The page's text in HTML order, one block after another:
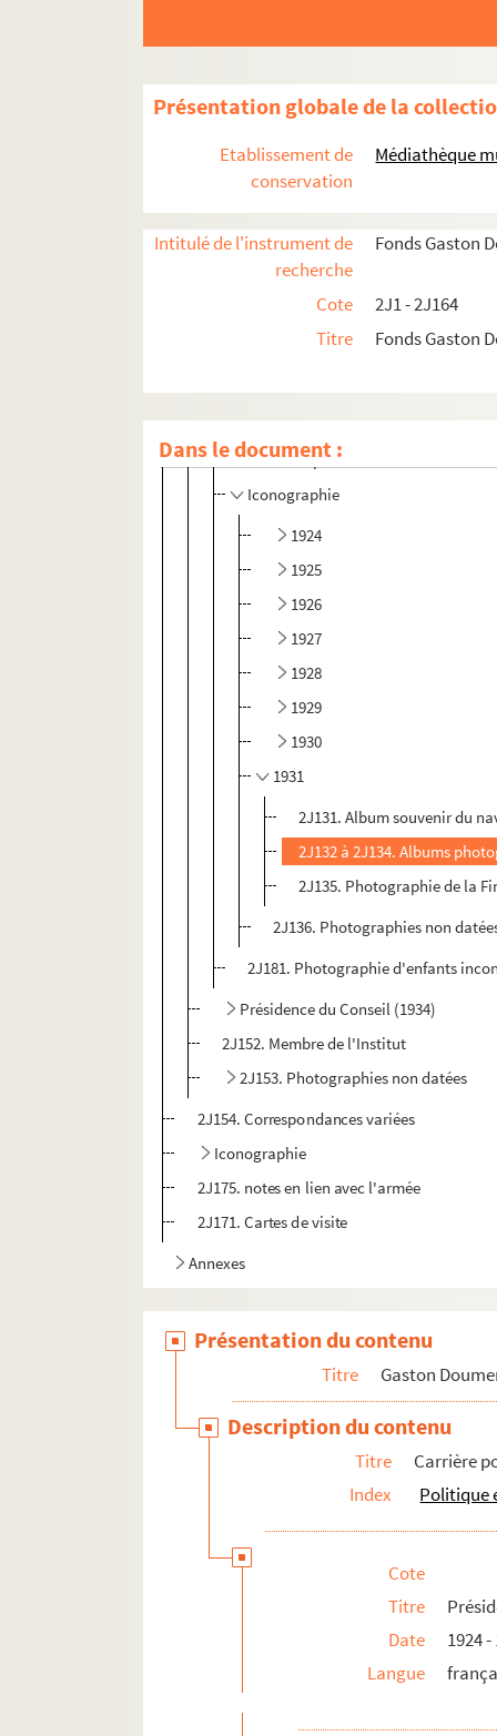
Présentation globale de la
Etablissement de
conservation
Médiathèque
Intitulé de l'instrument de
recherche
Fonds Gaston
Cote
2J1 - 2J164
Titre
Fonds Gaston
Dans le document :
2J67. Présidence du Conseil (1913 -
2J68. Ministre des colonies (1914 -
Présidence de la République
2J70. Communication d'Alexandre
2J75. Partitions offertes à Gaston
2J76. Rapport sur les fêtes
2J180. Duplicata de lettre
Iconographie
1924
1925
1926
1927
1928
1929
1930
1931
2J131. Album souvenir du
2J132 à 2J134. Albums
2J135. Photographie de la
2J136. Photographies non
2J181. Photographie d'enfants
Présidence du Conseil (1934)
2J152. Membre de l'Institut
2J153. Photographies non datées
2J154. Correspondances variées
Iconographie
2J175. notes en lien avec l'armée
2J171. Cartes de visite
Annexes
Présentation du contenu
Titre Gaston
Description du contenu
Titre
Carrière
Index
Politique
Cote
Titre
Date
1924 -
Langue